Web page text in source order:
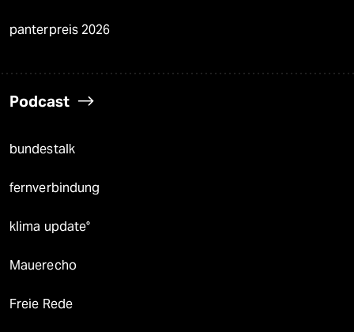
panterpreis 2026
Podcast
bundestalk
fernverbindung
klima update°
Mauerecho
Freie Rede